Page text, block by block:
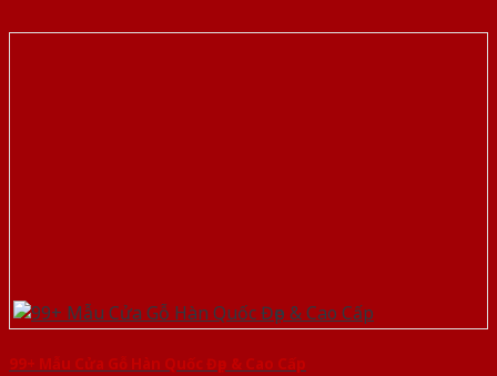
99+ Mẫu Cửa Gỗ Hàn Quốc Đẹp & Cao Cấp